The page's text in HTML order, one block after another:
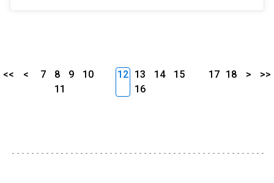
<< < 7 8 9
10
11
12 13 14
15
16
17 18 > >>